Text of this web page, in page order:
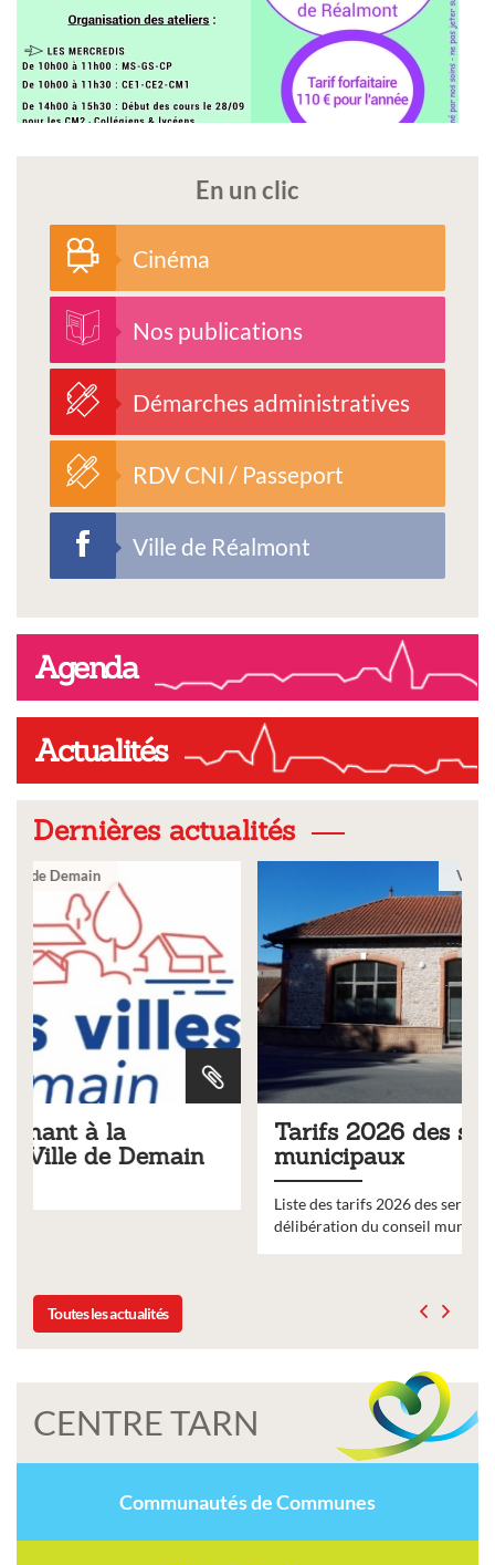
En un clic
Cinéma
Nos publications
Démarches administratives
RDV CNI / Passeport
Ville de Réalmont
Agenda
Actualités
Dernières actualités
Tarifs 2026 des services
municipaux
Liste des tarifs 2026 des services municipaux,
délibération du conseil municipal du 19 décembre 2025
Toutes les actualités
CENTRE TARN
Communautés de Communes